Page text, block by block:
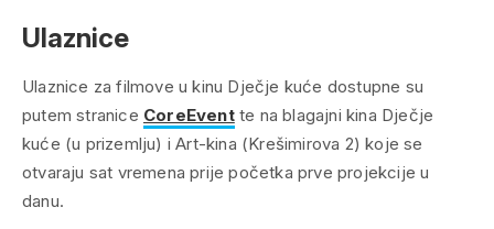
Ulaznice
Ulaznice za filmove u kinu Dječje kuće dostupne su
putem stranice CoreEventte na blagajni kina Dječje
kuće (u prizemlju) i Art-kina (Krešimirova 2) koje se
otvaraju sat vremena prije početka prve projekcije u
danu.